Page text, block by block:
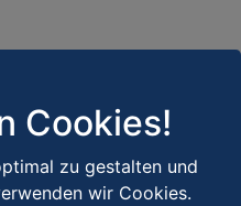
Cookies!
zu gestalten und
wir Cookies.